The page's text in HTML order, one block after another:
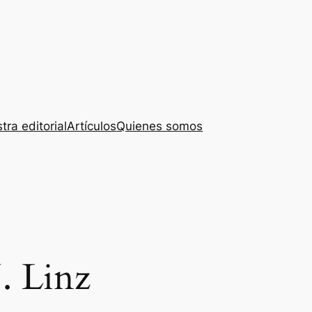
editorialArtículosQuienes somos
Linz